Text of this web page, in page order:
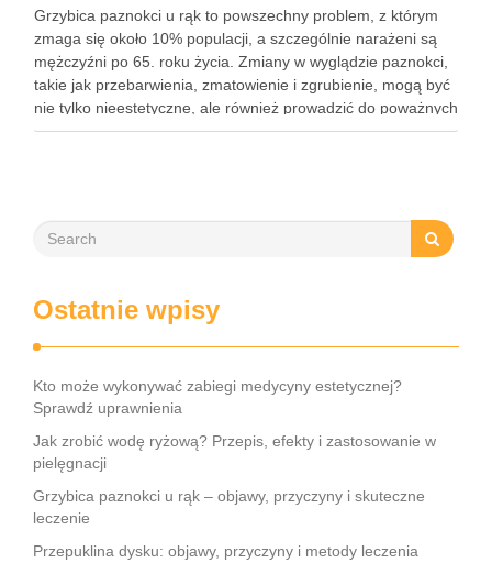
Grzybica paznokci u rąk to powszechny problem, z którym
zmaga się około 10% populacji, a szczególnie narażeni są
mężczyźni po 65. roku życia. Zmiany w wyglądzie paznokci,
takie jak przebarwienia, zmatowienie i zgrubienie, mogą być
nie tylko nieestetyczne, ale również prowadzić do poważnych
konsekwencji zdrowotnych. Infekcje te są wywoływane przez
Ostatnie wpisy
Kto może wykonywać zabiegi medycyny estetycznej?
Sprawdź uprawnienia
Jak zrobić wodę ryżową? Przepis, efekty i zastosowanie w
pielęgnacji
Grzybica paznokci u rąk – objawy, przyczyny i skuteczne
leczenie
Przepuklina dysku: objawy, przyczyny i metody leczenia